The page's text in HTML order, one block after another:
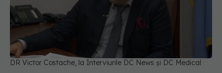
DR Victor Costache, la Interviurile DC News și DC Medical